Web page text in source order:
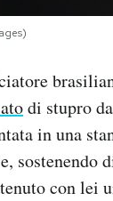
di stupro
in una
sostenendo
con lei